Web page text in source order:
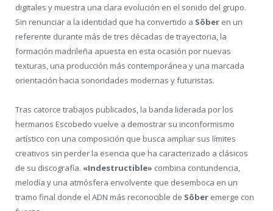
digitales y muestra una clara evolución en el sonido del grupo.
Sin renunciar a la identidad que ha convertido a Sôber en un
referente durante más de tres décadas de trayectoria, la
formación madrileña apuesta en esta ocasión por nuevas
texturas, una producción más contemporánea y una marcada
orientación hacia sonoridades modernas y futuristas.
Tras catorce trabajos publicados, la banda liderada por los
hermanos Escobedo vuelve a demostrar su inconformismo
artístico con una composición que busca ampliar sus límites
creativos sin perder la esencia que ha caracterizado a clásicos
de su discografía. «Indestructible» combina contundencia,
melodía y una atmósfera envolvente que desemboca en un
tramo final donde el ADN más reconocible de Sôber emerge con